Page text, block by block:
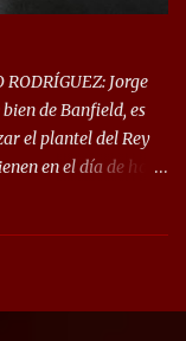
RODRÍGUEZ: Jorge
de Banfield, es
el plantel del Rey
en el día de hoy
se sabe, Banfield
cifra cercana a los
del Banfield y